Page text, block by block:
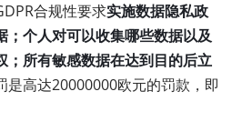
合规性要求实施数据隐私政
；个人对可以收集哪些数据以及
；所有敏感数据在达到目的后立
是高达20000000欧元的罚款，即